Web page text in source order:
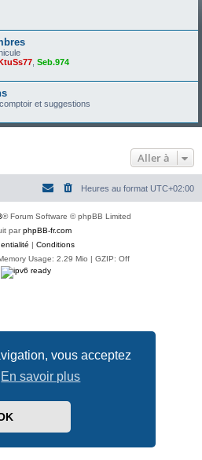
vous acceptez
En savoir plus
Seb.974
et suggestions
Aller à
Heures au format UTC+02:00
® Forum Software © phpBB Limited
parphpBB-fr.com
| Conditions
Usage: 2.29 Mio | GZIP: Off